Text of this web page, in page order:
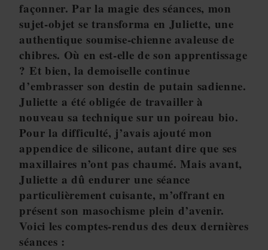
façonner. Par la magie des séances, mon
sujet-objet se transforma en Juliette, une
authentique soumise-chienne avaleuse de
chibres. Où en est-elle de son apprentissage
? Et bien, la demoiselle continue
d’embrasser son destin de putain sadienne.
Juliette a été obligée de travailler à
nouveau sa technique sur un poireau bio.
Pour la difficulté, j’avais ajouté mon
appendice de silicone, autant dire que ses
maxillaires n’ont pas chaumé. Mais avant,
Juliette a dû endurer une séance
particulièrement cuisante, m’offrant en
présent son masochisme plein d’avenir.
Voici les comptes-rendus des deux dernières
séances :